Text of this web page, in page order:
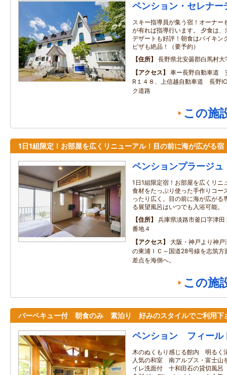
ペンション・セレナー
スキー指導員が集う宿！オーナー
が有れば指導行います。 夕食は
デザートも好評！朝食はバイキン
ピザも絶品！（要予約）
住所
長野県北安曇郡白馬村大
アクセス
車ー長野自動車道
R１４８、上信越自動車道 長野
ク道路
この施
1日1組限定！お部屋を広くリニューアル！目の前に海が広がる宿
ペンションプラージュ
1日1組限定宿！お部屋を広くリニ
食材をたっぷり使った手作りコ
ったり広く。目の前に海が広がる
る展望風呂はいつでも入浴可能。
住所
兵庫県淡路市釜口字津
番地４
アクセス
大阪・神戸より神
の東浦ＩＣ～国道28号線を志筑方
差点を海側へ。
この施
バーベキュー付 朝食のみ 素泊り 好みのスタイルでご利用下
ペンション フィール
木のぬくもり感じる館内 明るく
人気の和室 南アルプス・富士山
イレ洗面付 十和田石の貸切風